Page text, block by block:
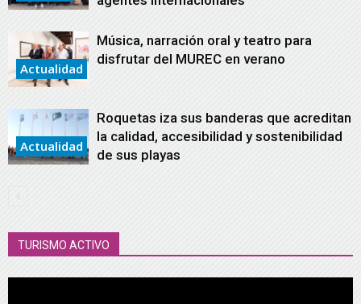
Actualidad
Música, narración oral y teatro para
disfrutar del MUREC en verano
Actualidad
Roquetas iza sus banderas que acreditan
la calidad, accesibilidad y sostenibilidad
de sus playas
TURISMO ACTIVO